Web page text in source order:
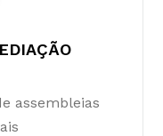
assembleias